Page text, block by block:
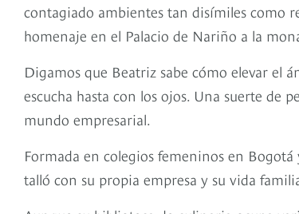
contagiado ambientes tan disímiles como
homenaje en el Palacio de Nariño a la
Digamos que Beatriz sabe cómo elevar el
escucha hasta con los ojos. Una suerte de
mundo empresarial.
Formada en colegios femeninos en
talló con su propia empresa y su vida